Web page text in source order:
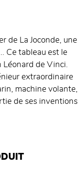
de La Joconde, une
Ce tableau est le
Léonard de Vinci.
extraordinaire
machine volante,
de ses inventions